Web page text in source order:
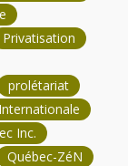
Privatisation
prolétariat
Inc.
Québec-ZéN